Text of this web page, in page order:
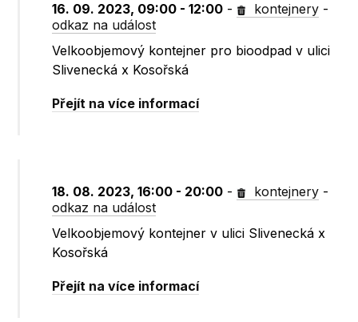
16. 09. 2023, 09:00 - 12:00 - kontejnery -
odkaz na událost
Velkoobjemový kontejner pro bioodpad v ulici
Slivenecká x Kosořská
Přejít na více informací
18. 08. 2023, 16:00 - 20:00 - kontejnery -
odkaz na událost
Velkoobjemový kontejner v ulici Slivenecká x
Kosořská
Přejít na více informací